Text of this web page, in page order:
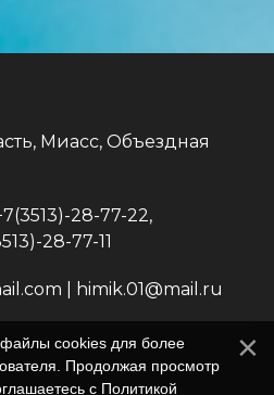
Миасс, Объездная
28-77-22,
28-77-11
himik.01@mail.ru
файлы cookies для более
Продолжая просмотр
с Политикой